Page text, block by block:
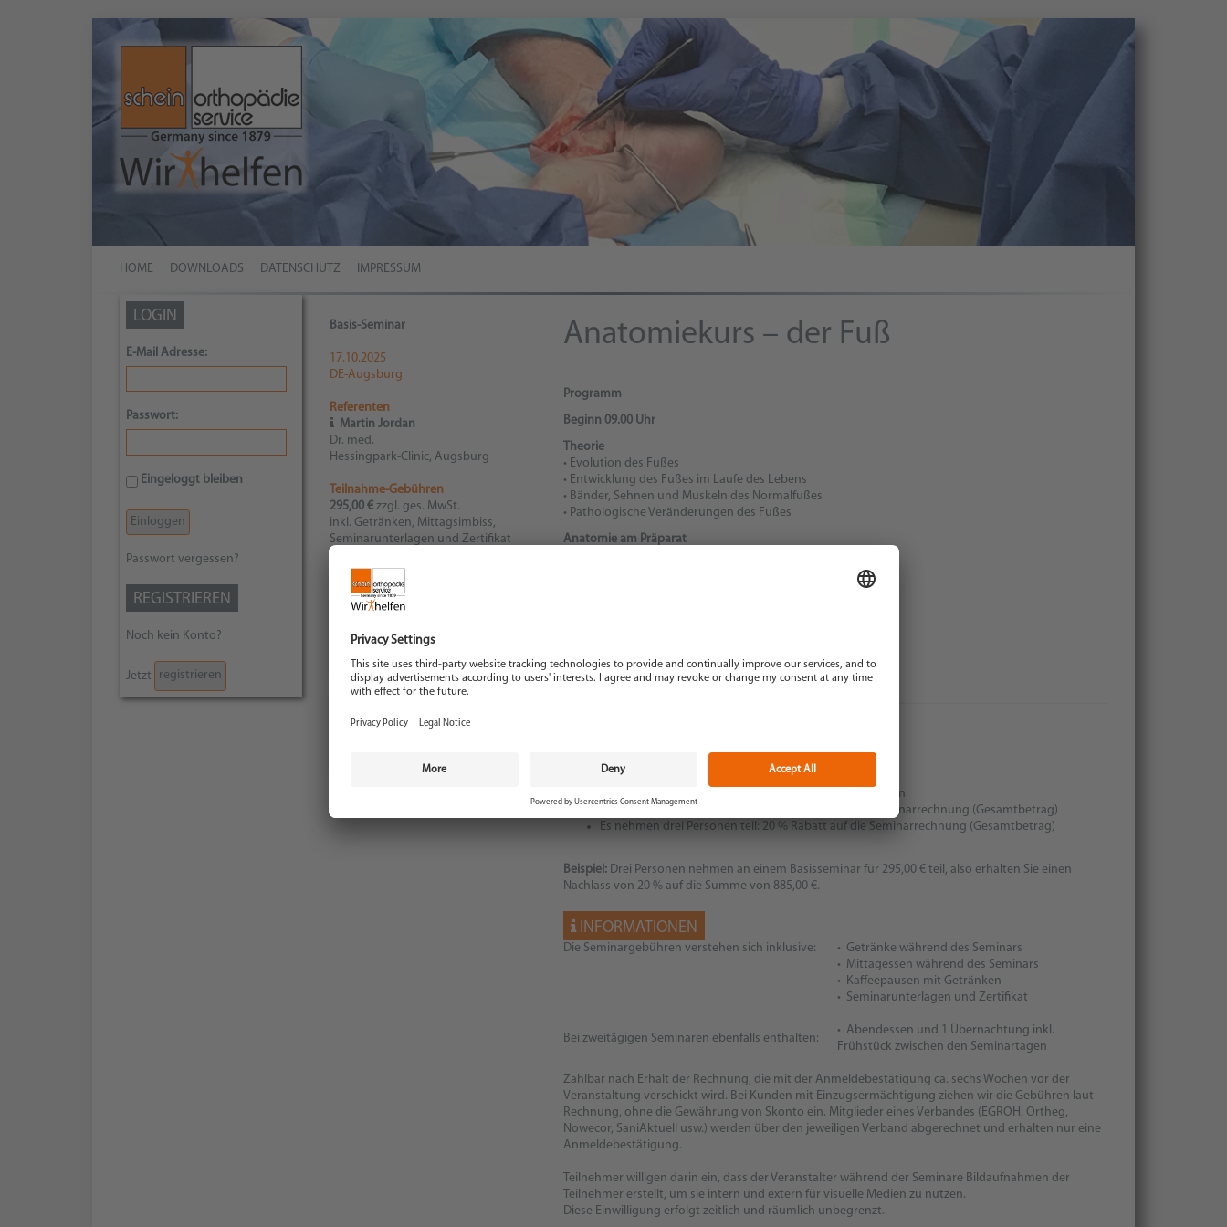
HOME DOWNLOADS DATENSCHUTZ IMPRESSUM
LOGIN
E-Mail Adresse:
Passwort:
Eingeloggt bleiben
Passwort vergessen?
REGISTRIEREN
Noch kein Konto?
Jetzt registrieren
Basis-Seminar
17.10.2025
DE-Augsburg
Referenten
Martin Jordan
Dr. med.
Hessingpark-Clinic, Augsburg
Teilnahme-Gebühren
295,00 €zzgl. ges. MwSt.
inkl. Getränken, Mittagsimbiss,
Seminarunterlagen und Zertifikat
Fortbildungspunkte
Anatomiekurs – der Fuß
Programm
Beginn 09.00 Uhr
Theorie
• Evolution des Fußes
• Entwicklung des Fußes im Laufe des Lebens
• Bänder, Sehnen und Muskeln des Normalfußes
• Pathologische Veränderungen des Fußes
Anatomie am Präparat
Bei Buchung von mehreren Personen für das gleiche Seminar
Es nimmt eine Person teil: 100 % müssen bezahlt werden
Es nehmen zwei Personen teil: 10 % Rabatt auf die Seminarrechnung (Gesamtbetrag)
Es nehmen drei Personen teil: 20 % Rabatt auf die Seminarrechnung (Gesamtbetrag)
Beispiel:Drei Personen nehmen an einem Basisseminar für 295,00 € teil, also erhalten Sie einen
Nachlass von 20 % auf die Summe von 885,00 €.
INFORMATIONEN
Die Seminargebühren verstehen sich inklusive:
• Getränke während des Seminars
• Mittagessen während des Seminars
• Kaffeepausen mit Getränken
• Seminarunterlagen und Zertifikat
Bei zweitägigen Seminaren ebenfalls enthalten:
• Abendessen und 1 Übernachtung inkl.
Frühstück zwischen den Seminartagen
Zahlbar nach Erhalt der Rechnung, die mit der Anmeldebestätigung ca. sechs Wochen vor der
Veranstaltung verschickt wird. Bei Kunden mit Einzugsermächtigung ziehen wir die Gebühren laut
Rechnung, ohne die Gewährung von Skonto ein. Mitglieder eines Verbandes (EGROH, Ortheg,
Nowecor, SaniAktuell usw.) werden über den jeweiligen Verband abgerechnet und erhalten nur eine
Anmeldebestätigung.
Teilnehmer willigen darin ein, dass der Veranstalter während der Seminare Bildaufnahmen der
Teilnehmer erstellt, um sie intern und extern für visuelle Medien zu nutzen.
Diese Einwilligung erfolgt zeitlich und räumlich unbegrenzt.